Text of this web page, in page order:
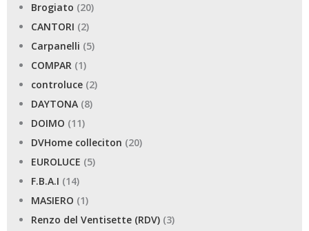
Brogiato (20)
CANTORI (2)
Carpanelli (5)
COMPAR (1)
controluce (2)
DAYTONA (8)
DOIMO (11)
DVHome colleciton (20)
EUROLUCE (5)
F.B.A.I (14)
MASIERO (1)
Renzo del Ventisette (RDV) (3)